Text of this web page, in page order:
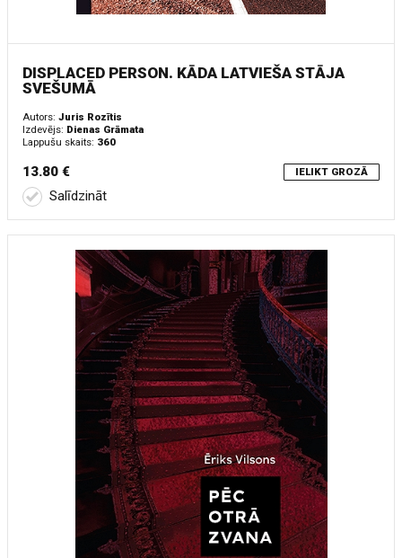
DISPLACED PERSON. KĀDA LATVIEŠA STĀJA
SVEŠUMĀ
Autors: Juris Rozītis
Izdevējs: Dienas Grāmata
Lappušu skaits: 360
13.80 € IELIKT GROZĀ
Salīdzināt